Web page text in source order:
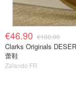
€46.90 €100.00
Clarks Originals DESERT JANE 芭
蕾鞋
Zalando FR